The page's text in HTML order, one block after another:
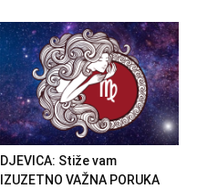
DJEVICA: Stiže vam
IZUZETNO VAŽNA PORUKA